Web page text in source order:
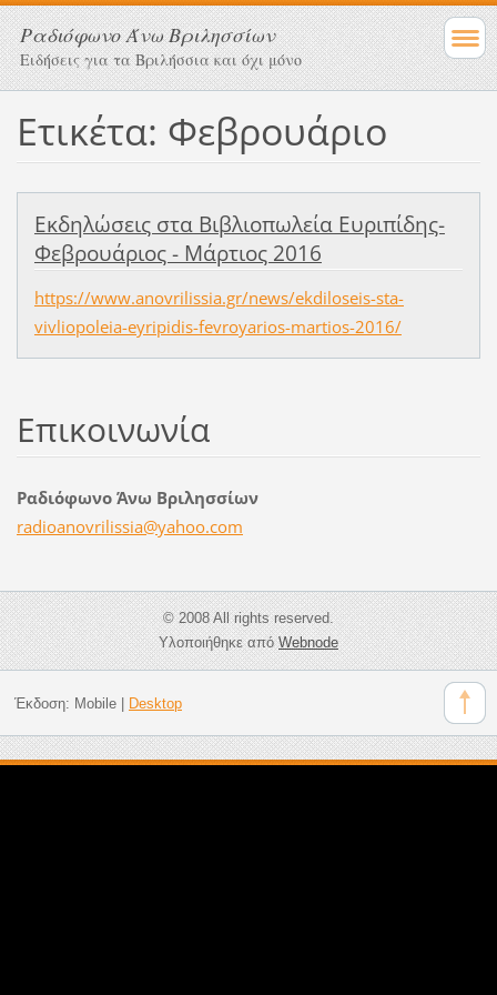
Ραδιόφωνο Άνω Βριλησσίων
Ειδήσεις για τα Βριλήσσια και όχι μόνο
Ετικέτα: Φεβρουάριο
Εκδηλώσεις στα Βιβλιοπωλεία Ευριπίδης-
Φεβρουάριος - Μάρτιος 2016
https://www.anovrilissia.gr/news/ekdiloseis-sta-
vivliopoleia-eyripidis-fevroyarios-martios-2016/
Επικοινωνία
Ραδιόφωνο Άνω Βριλησσίων
radioanovrilissia@yahoo.com
© 2008 All rights reserved.
Υλοποιήθηκε απόWebnode
Έκδοση: Mobile| Desktop